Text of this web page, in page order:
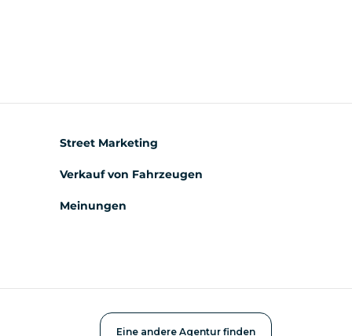
Street Marketing
Verkauf von Fahrzeugen
Meinungen
Eine andere Agentur finden